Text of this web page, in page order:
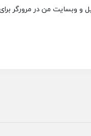
و وبسایت من در مرورگر